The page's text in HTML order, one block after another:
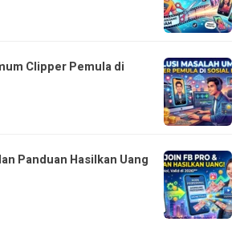
Clipper Pemula di
Panduan Hasilkan Uang